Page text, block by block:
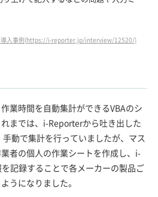
導入事例(https://i-reporter.jp/interview/12520/)
業時間を自動集計ができるVBAのシ
までは、i-Reporterから吐き出した
動で集計を行っていましたが、マス
者の個人の作業シートを作成し、i-
記録することで各メーカーの製品ご
うになりました。